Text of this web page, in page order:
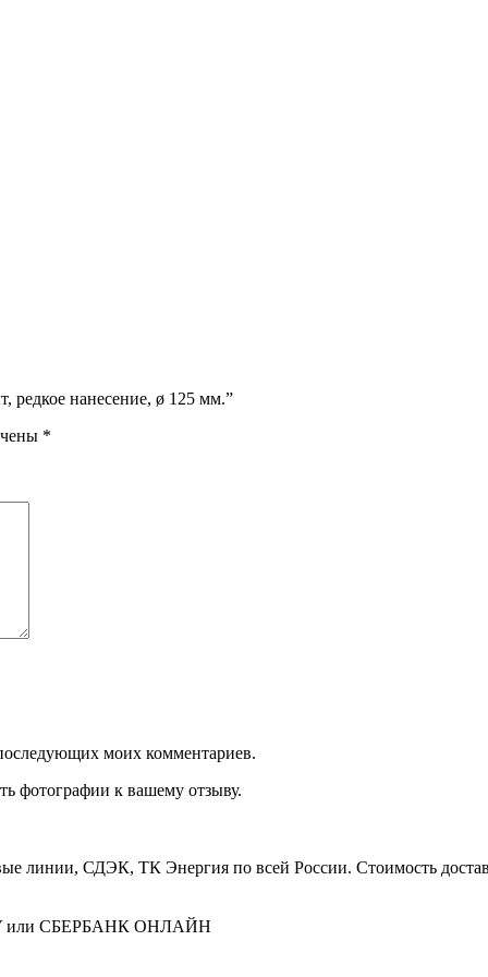
редкое нанесение, ø 125 мм.”
*
моих комментариев.
фотографии к вашему отзыву.
линии, СДЭК, ТК Энергия по всей России. Стоимость
или СБЕРБАНК ОНЛАЙН